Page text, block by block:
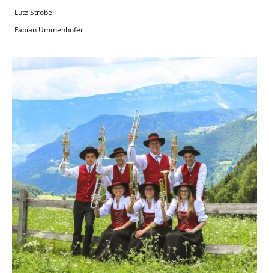
Lutz Strobel
Fabian Ummenhofer